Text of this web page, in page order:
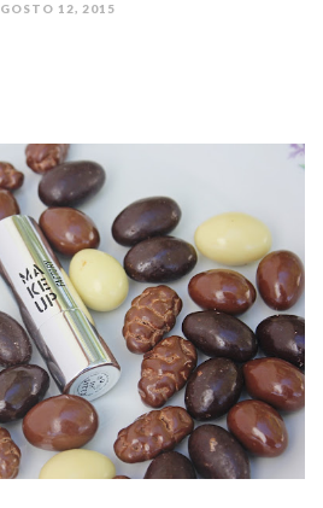
12, 2015